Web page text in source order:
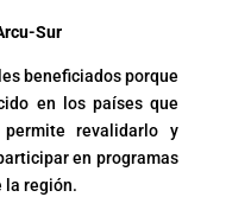
Sur
beneficiados porque
en los países que
revalidarlo y
en programas
la región.